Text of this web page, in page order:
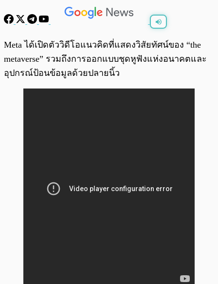
พร้อมเล่น 0:00
Meta ได้เปิดตัววิดีโอแนวคิดที่แสดงวิสัยทัศน์ของ “the
metaverse” รวมถึงการออกแบบชุดหูฟังแห่งอนาคตและ
อุปกรณ์ป้อนข้อมูลด้วยปลายนิ้ว